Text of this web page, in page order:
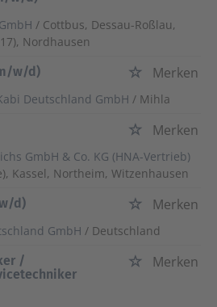
/ Cottbus, Dessau-Roßlau,
Nordhausen
w/d)
Merken
Deutschland GmbH / Mihla
Merken
GmbH & Co. KG (HNA-Vertrieb)
Kassel, Northeim, Witzenhausen
d)
Merken
GmbH / Deutschland
/
Merken